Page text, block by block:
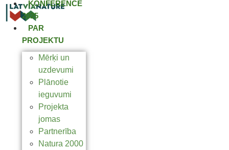
KONFERENCE
2025
PAR
PROJEKTU
Mērķi un
uzdevumi
Plānotie
ieguvumi
Projekta
jomas
Partnerība
Natura 2000